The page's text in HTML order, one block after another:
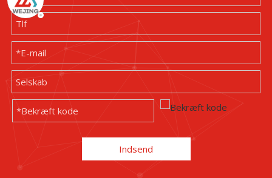
Indsend